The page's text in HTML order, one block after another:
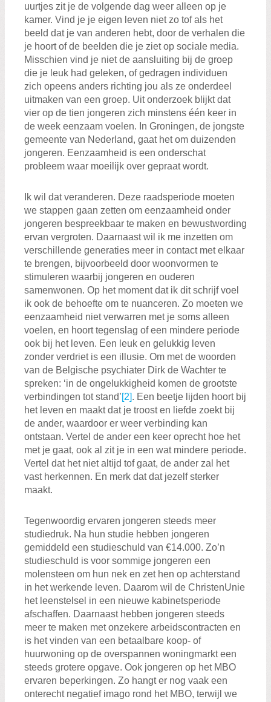
uurtjes zit je de volgende dag weer alleen op je
kamer. Vind je je eigen leven niet zo tof als het
beeld dat je van anderen hebt, door de verhalen die
je hoort of de beelden die je ziet op sociale media.
Misschien vind je niet de aansluiting bij de groep
die je leuk had geleken, of gedragen individuen
zich opeens anders richting jou als ze onderdeel
uitmaken van een groep. Uit onderzoek blijkt dat
vier op de tien jongeren zich minstens één keer in
de week eenzaam voelen. In Groningen, de jongste
gemeente van Nederland, gaat het om duizenden
jongeren. Eenzaamheid is een onderschat
probleem waar moeilijk over gepraat wordt.
Ik wil dat veranderen. Deze raadsperiode moeten
we stappen gaan zetten om eenzaamheid onder
jongeren bespreekbaar te maken en bewustwording
ervan vergroten. Daarnaast wil ik me inzetten om
verschillende generaties meer in contact met elkaar
te brengen, bijvoorbeeld door woonvormen te
stimuleren waarbij jongeren en ouderen
samenwonen. Op het moment dat ik dit schrijf voel
ik ook de behoefte om te nuanceren. Zo moeten we
eenzaamheid niet verwarren met je soms alleen
voelen, en hoort tegenslag of een mindere periode
ook bij het leven. Een leuk en gelukkig leven
zonder verdriet is een illusie. Om met de woorden
van de Belgische psychiater Dirk de Wachter te
spreken: ‘in de ongelukkigheid komen de grootste
verbindingen tot stand’[2]. Een beetje lijden hoort bij
het leven en maakt dat je troost en liefde zoekt bij
de ander, waardoor er weer verbinding kan
ontstaan. Vertel de ander een keer oprecht hoe het
met je gaat, ook al zit je in een wat mindere periode.
Vertel dat het niet altijd tof gaat, de ander zal het
vast herkennen. En merk dat dat jezelf sterker
maakt.
Tegenwoordig ervaren jongeren steeds meer
studiedruk. Na hun studie hebben jongeren
gemiddeld een studieschuld van €14.000. Zo’n
studieschuld is voor sommige jongeren een
molensteen om hun nek en zet hen op achterstand
in het werkende leven. Daarom wil de ChristenUnie
het leenstelsel in een nieuwe kabinetsperiode
afschaffen. Daarnaast hebben jongeren steeds
meer te maken met onzekere arbeidscontracten en
is het vinden van een betaalbare koop- of
huurwoning op de overspannen woningmarkt een
steeds grotere opgave. Ook jongeren op het MBO
ervaren beperkingen. Zo hangt er nog vaak een
onterecht negatief imago rond het MBO, terwijl we